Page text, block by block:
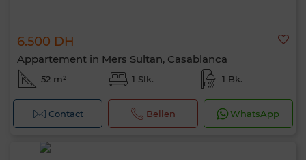
6.500 DH
Appartement in Mers Sultan, Casablanca
52 m² 1 Slk. 1 Bk.
Contact Bellen WhatsApp